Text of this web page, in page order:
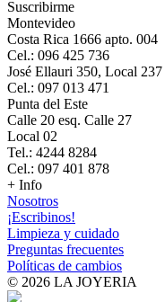
Suscribirme
Montevideo
Costa Rica 1666 apto. 004
Cel.: 096 425 736
José Ellauri 350, Local 237
Cel.: 097 013 471
Punta del Este
Calle 20 esq. Calle 27
Local 02
Tel.: 4244 8284
Cel.: 097 401 878
+ Info
Nosotros
¡Escribinos!
Limpieza y cuidado
Preguntas frecuentes
Políticas de cambios
© 2026 LA JOYERIA